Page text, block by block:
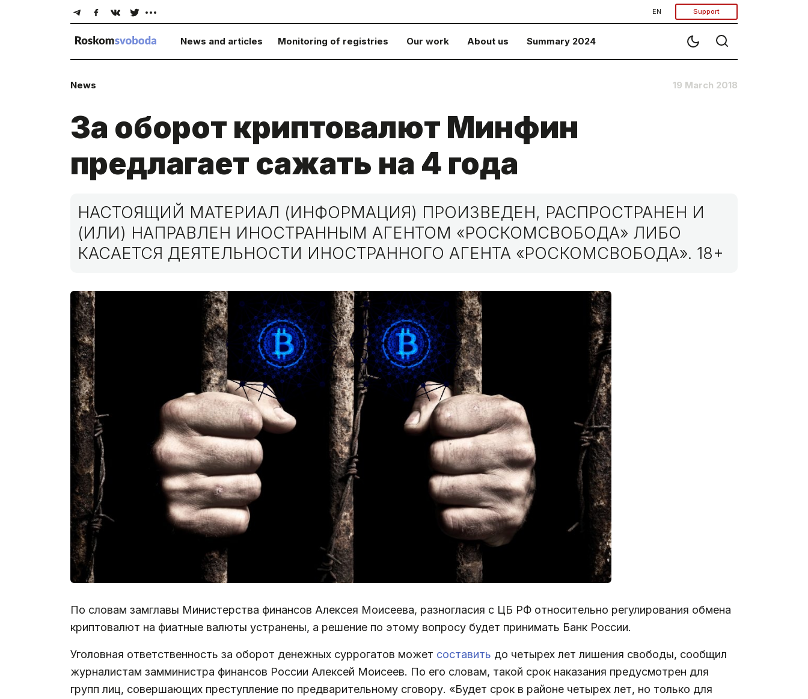
EN Support
News and articles Monitoring of registries Our work About us Summary 2024
News 19 March 2018
За оборот криптовалют Минфин
предлагает сажать на 4 года
НАСТОЯЩИЙ МАТЕРИАЛ (ИНФОРМАЦИЯ) ПРОИЗВЕДЕН, РАСПРОСТРАНЕН И
(ИЛИ) НАПРАВЛЕН ИНОСТРАННЫМ АГЕНТОМ «РОСКОМСВОБОДА» ЛИБО
КАСАЕТСЯ ДЕЯТЕЛЬНОСТИ ИНОСТРАННОГО АГЕНТА «РОСКОМСВОБОДА». 18+
По словам замглавы Министерства финансов Алексея Моисеева, разногласия с ЦБ РФ относительно регулирования обмена
криптовалют на фиатные валюты устранены, а решение по этому вопросу будет принимать Банк России.
Уголовная ответственность за оборот денежных суррогатов может составить до четырех лет лишения свободы, сообщил
журналистам замминистра финансов России Алексей Моисеев. По его словам, такой срок наказания предусмотрен для
групп лиц, совершающих преступление по предварительному сговору. «Будет срок в районе четырех лет, но только для